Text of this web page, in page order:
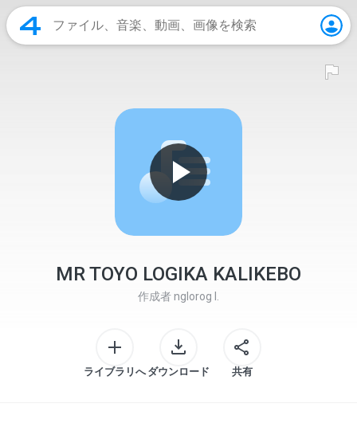
MR TOYO LOGIKA KALIKEBO
作成者nglorog I.
ライブラリへ ダウンロード 共有